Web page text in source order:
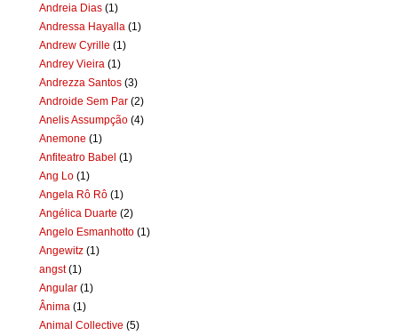
Andreia Dias (1)
Andressa Hayalla (1)
Andrew Cyrille (1)
Andrey Vieira (1)
Andrezza Santos (3)
Androide Sem Par (2)
Anelis Assumpção (4)
Anemone (1)
Anfiteatro Babel (1)
Ang Lo (1)
Angela Rô Rô (1)
Angélica Duarte (2)
Angelo Esmanhotto (1)
Angewitz (1)
angst (1)
Angular (1)
Ânima (1)
Animal Collective (5)